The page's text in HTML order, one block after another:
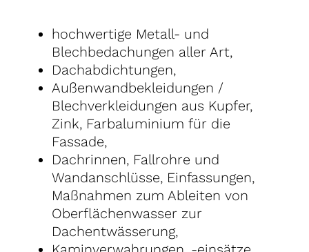
hochwertige Metall- und
Blechbedachungen aller Art,
Dachabdichtungen,
Außenwandbekleidungen /
Blechverkleidungen aus Kupfer,
Zink, Farbaluminium für die
Fassade,
Dachrinnen, Fallrohre und
Wandanschlüsse, Einfassungen,
Maßnahmen zum Ableiten von
Oberflächenwasser zur
Dachentwässerung,